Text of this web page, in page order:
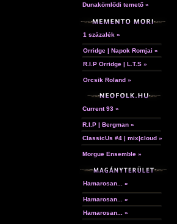
Dunakömlődi temető »
1 százalék »
Orridge | Napok Romjai »
R.I.P Orridge | L.T.S »
Orcsik Roland »
Current 93 »
R.I.P | Bergman »
ClassicUs #4 | mix|cloud »
Morgue Ensemble »
Hamarosan... »
Hamarosan... »
Hamarosan... »